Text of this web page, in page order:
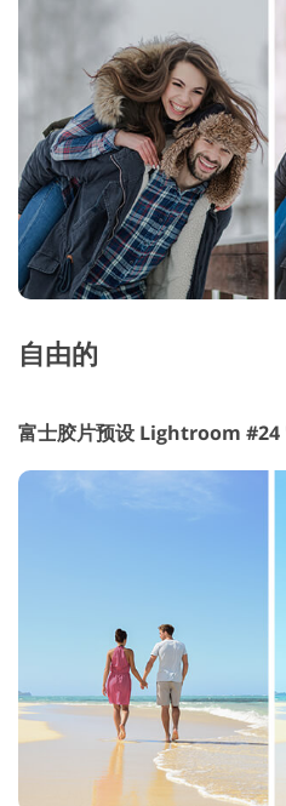
自由的
富士胶片预设 Lightroom